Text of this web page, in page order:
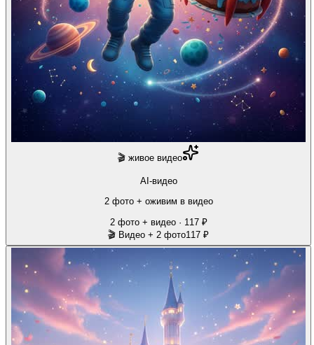
🎬 живое видео
AI-видео
2 фото + оживим в видео
2 фото + видео · 117 ₽
🎬 Видео + 2 фото117 ₽